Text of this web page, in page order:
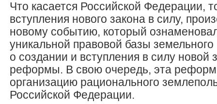
Что касается Российской Федерации,
вступления нового закона в силу,
новому событию, который
уникальной правовой базы земельного
о создании и вступления в силу новой
реформы. В свою очередь, эта
организацию рационального
Российской Федерации.